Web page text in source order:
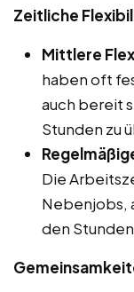
Zeitliche
Mittlere
haben oft
auch bereit
Stunden zu
Die
Nebenjobs,
den